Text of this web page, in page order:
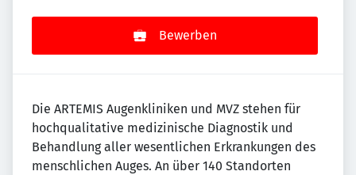
Bewerben
Die ARTEMIS Augenkliniken und MVZ stehen für
hochqualitative medizinische Diagnostik und
Behandlung aller wesentlichen Erkrankungen des
menschlichen Auges. An über 140 Standorten